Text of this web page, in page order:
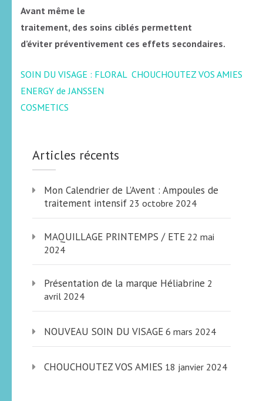
Avant même le
traitement, des soins ciblés permettent
d’éviter préventivement ces effets secondaires.
Navigation
de
l’article
SOIN DU VISAGE : FLORAL
ENERGY de JANSSEN
COSMETICS
CHOUCHOUTEZ VOS AMIES
Articles récents
Mon Calendrier de L’Avent : Ampoules de
traitement intensif 23 octobre 2024
MAQUILLAGE PRINTEMPS / ETE 22 mai
2024
Présentation de la marque Héliabrine 2
avril 2024
NOUVEAU SOIN DU VISAGE 6 mars 2024
CHOUCHOUTEZ VOS AMIES 18 janvier 2024